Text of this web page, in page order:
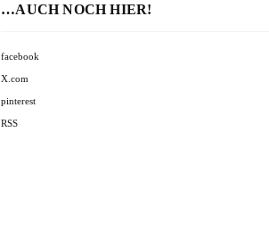
…AUCH NOCH HIER!
facebook
X.com
pinterest
RSS